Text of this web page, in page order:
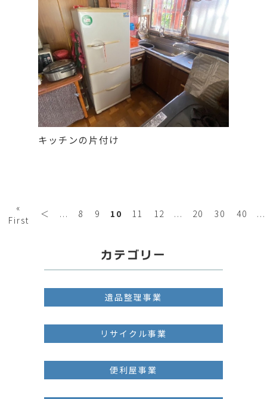
キッチンの片付け
«
First
＜ ... 8 9 10 11 12 ... 20 30 40 ...
カテゴリー
遺品整理事業
リサイクル事業
便利屋事業